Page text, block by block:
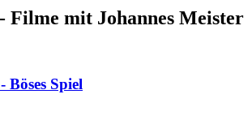
Filme mit Johannes Meister
Spiel